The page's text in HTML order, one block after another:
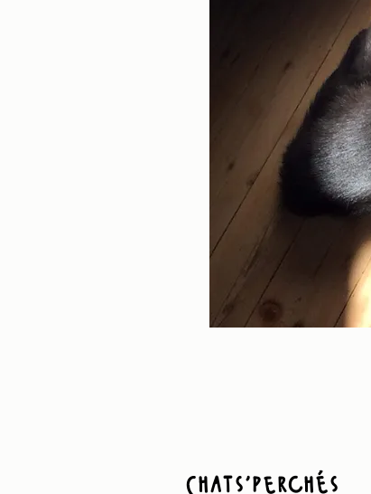
Chats'perchés